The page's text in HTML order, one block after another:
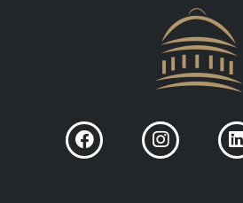
FacebookInstagram